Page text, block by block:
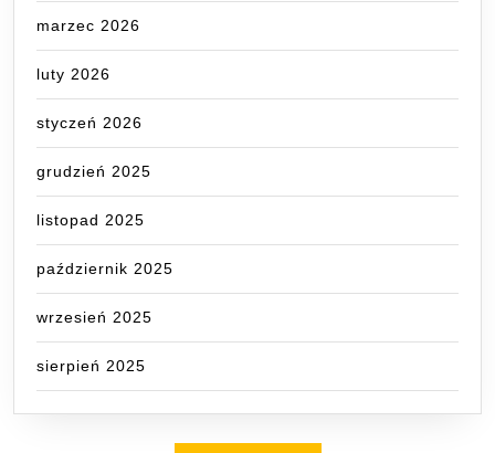
marzec 2026
luty 2026
styczeń 2026
grudzień 2025
listopad 2025
październik 2025
wrzesień 2025
sierpień 2025